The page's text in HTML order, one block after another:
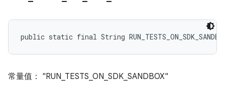
public static final String
常量值： "RUN_TESTS_ON_SDK_SANDBOX"